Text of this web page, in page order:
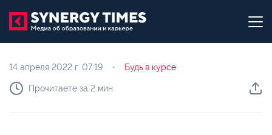
14 апреля 2022 г. 07:19 Будь в курсе
Прочитаете за 2 мин